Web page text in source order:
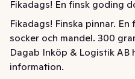
Fikadags! En finsk goding
Fikadags! Finska pinnar.
socker och mandel. 300
Dagab Inköp & Logistik AB
information.